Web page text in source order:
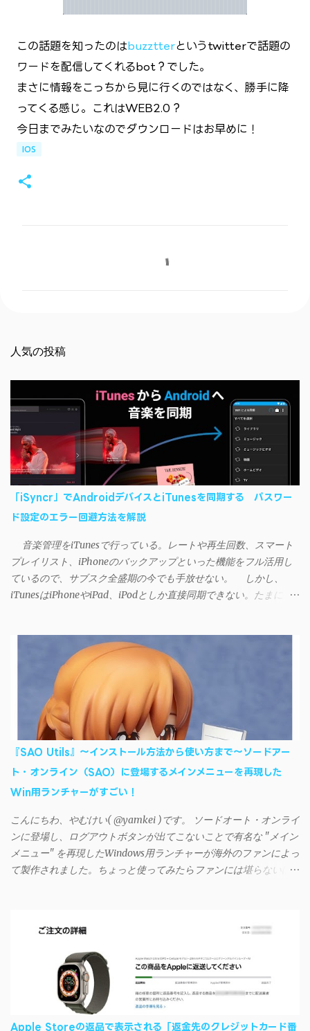
この話題を知ったのはbuzztterというtwitterで話題の
ワードを配信してくれるbot？でした。
まさに情報をこっちから見に行くのではなく、勝手に降
ってくる感じ。これはWEB2.0？
今日までみたいなのでダウンロードはお早めに！
IOS
人気の投稿
「iSyncr」でAndroidデバイスとiTunesを同期する パスワー
ド設定のエラー回避方法を解説
音楽管理をiTunesで行っている。レートや再生回数、スマート
プレイリスト、iPhoneのバックアップといった機能をフル活用し
ているので、サブスク全盛期の今でも手放せない。 しかし、
iTunesはiPhoneやiPad、iPodとしか直接同期できない。たまに
ドパーティー製のアプリを PC と Androidデバイス それぞれにイン
ストールすれば、Wi-Fiや USB接続 を通じて同期できるようにな
る。私も 2012年頃にAndroidウォークマン を使い始めた頃から便
利に活用させてもらっていたのだが、2023年現在はiSyncrを使っ
て同期ができないという声を多数見かけるようになった。 具体
的には、PC側のiSyncrアプリで設定したパスワードをAndroidアプ
リに入力しようとすると、入力したパスワードが保存されず、い
つまでたっても再度入力を促されるというもの。 この不具合を
回避するには、次の手順が有効だ。 Androidデバイスの言語を英語
に設定する （念のため）再起動する iSyncrでパスワードを入力す
すれば完了 一度この手順を施せば、言語設定は日本語に戻して
もOKだ。これでWi-Fiを使った同期機能が使えるようになる。USB
接続による同期については、アプリに根本的な不具合が発生して
おり、現時点で使えないようだ。諦めよう。 今回の不具合につ
iSyncrを活用することで、Androidデバイスでもレート機能や再生
ートフォンに移行したい場合に役立つはずだ。
『SAO Utils』～インストール方法から使い方まで～ソードアー
ト・オンライン（SAO）に登場するメインメニューを再現した
Win用ランチャーがすごい！
こんにちわ、やむけい( @yamkei )です。 ソードオート・オンライ
ンに登場し、ログアウトボタンが出てこないことで有名な "メイン
メニュー" を再現したWindows用ランチャーが海外のファンによっ
て製作されました。ちょっと使ってみたらファンには堪らないほ
す・・・。カッコイイ！！ 開発ページ（英語） gpbeta.com - The
SAO Utilities Project – development log インストール（導入）手順
1. 開発ページ のDownloadsの項目から自分のOSにあったファイル
をダウンロードする。 Windows（Windows2000, XP, Vista, Win7,
Win8）に対応です。 （ ◆自分のパソコンが 32 ビット版か 64 ビッ
ト版かを確認したい ） 2.ダウンロードしたファイルを解凍後、
Apple Storeの返品で表示される「返金先のクレジットカード番